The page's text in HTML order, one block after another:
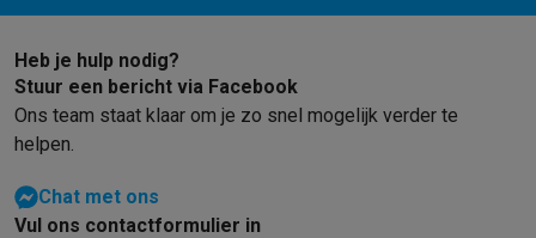
Heb je hulp nodig?
Stuur een bericht via Facebook
Ons team staat klaar om je zo snel mogelijk verder te
helpen.
Chat met ons
Vul ons contactformulier in